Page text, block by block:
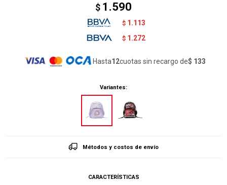
$ 1.590
$ 1.113
$ 1.272
Hasta12cuotas sin recargo de$ 133
Variantes:
Métodos y costos de envío
CARACTERÍSTICAS